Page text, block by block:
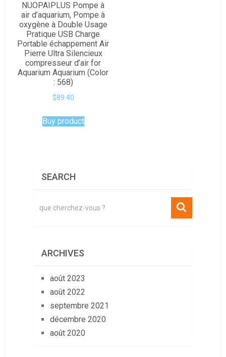
NUOPAIPLUS Pompe à
air d’aquarium, Pompe à
oxygène à Double Usage
Pratique USB Charge
Portable échappement Air
Pierre Ultra Silencieux
compresseur d’air for
Aquarium Aquarium (Color
: 568)
$89.40
Buy product
SEARCH
ARCHIVES
août 2023
août 2022
septembre 2021
décembre 2020
août 2020